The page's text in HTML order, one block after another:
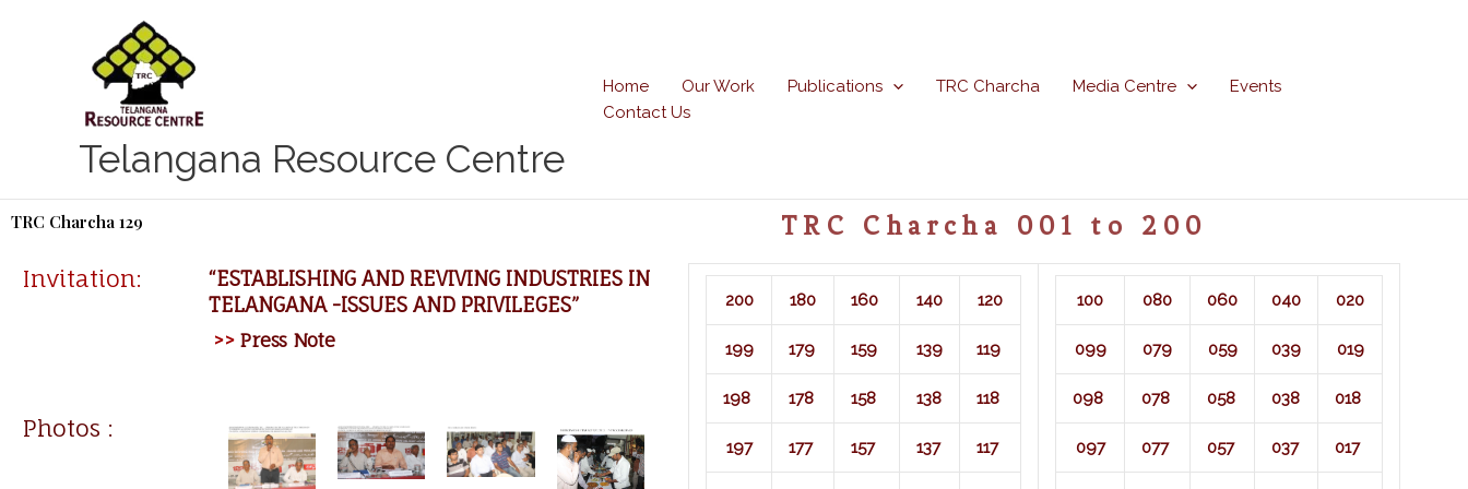
Telangana Resource Centre
Home Our Work Publications TRC Charcha Media Centre
Events
Contact Us
TRC Charcha 129
Invitation:
“ESTABLISHING AND REVIVING INDUSTRIES IN
TELANGANA -ISSUES AND PRIVILEGES”
>> Press Note
Photos :
TRC Charcha 001 to 200
200 180 160 140 120
199 179 159 139 119
198 178 158 138 118
197 177 157 137 117
100 080 060 040 020
099 079 059 039 019
098 078 058 038 018
097 077 057 037 017